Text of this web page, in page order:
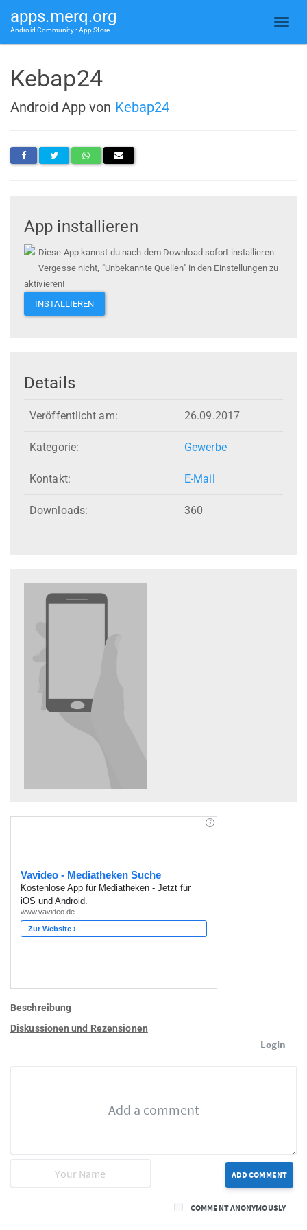
apps.merq.org
Android Community • App Store
Kebap24
Android App von Kebap24
App installieren
Diese App kannst du nach dem Download sofort installieren.
Vergesse nicht, "Unbekannte Quellen" in den Einstellungen zu
aktivieren!
INSTALLIEREN
Details
Veröffentlicht am: 26.09.2017
Kategorie: Gewerbe
Kontakt: E-Mail
Downloads: 360
Beschreibung
Diskussionen und Rezensionen
Login
ADD COMMENT
COMMENT ANONYMOUSLY